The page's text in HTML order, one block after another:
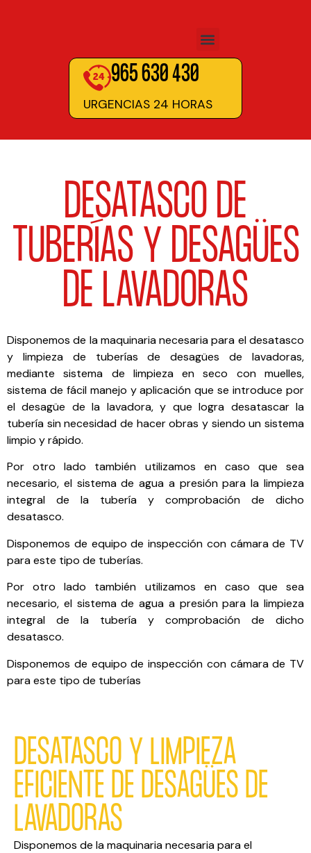
965 630 430
URGENCIAS 24 HORAS
DESATASCO DE
TUBERÍAS Y DESAGÜES
DE LAVADORAS
Disponemos de la maquinaria necesaria para el desatasco
y limpieza de tuberías de desagües de lavadoras,
mediante sistema de limpieza en seco con muelles,
sistema de fácil manejo y aplicación que se introduce por
el desagüe de la lavadora, y que logra desatascar la
tubería sin necesidad de hacer obras y siendo un sistema
limpio y rápido.
Por otro lado también utilizamos en caso que sea
necesario, el sistema de agua a presión para la limpieza
integral de la tubería y comprobación de dicho
desatasco.
Disponemos de equipo de inspección con cámara de TV
para este tipo de tuberías.
Por otro lado también utilizamos en caso que sea
necesario, el sistema de agua a presión para la limpieza
integral de la tubería y comprobación de dicho
desatasco.
Disponemos de equipo de inspección con cámara de TV
para este tipo de tuberías
DESATASCO Y LIMPIEZA
EFICIENTE DE DESAGÜES DE
LAVADORAS
Disponemos de la maquinaria necesaria para el